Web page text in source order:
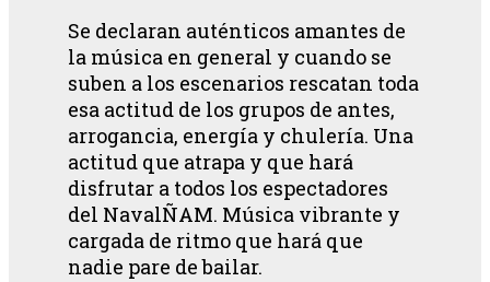
Se declaran auténticos amantes de
la música en general y cuando se
suben a los escenarios rescatan toda
esa actitud de los grupos de antes,
arrogancia, energía y chulería. Una
actitud que atrapa y que hará
disfrutar a todos los espectadores
del NavalÑAM. Música vibrante y
cargada de ritmo que hará que
nadie pare de bailar.